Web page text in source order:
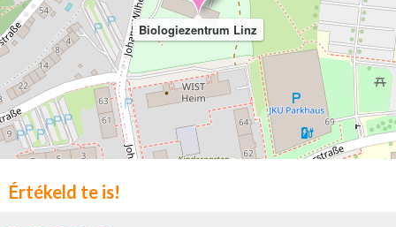
Biologiezentrum Linz
Értékeld te is!